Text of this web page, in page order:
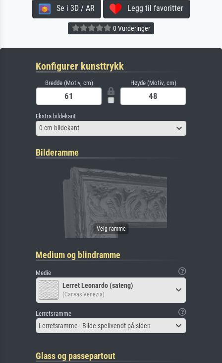
Se i 3D / AR Legg til favoritter
0 Vurderinger
Konfigurer kunsttrykk
Bredde (Motiv, cm) Høyde (Motiv, cm)
Ekstra bildekant
0 cm bildekant
Bilderamme
Medium og blindramme
Medie
Lerret Leonardo (sateng)
(Canvas Venezia)
Lerretsramme
Lerretsramme - Bilde speilvendt på siden
Glass og passepartout